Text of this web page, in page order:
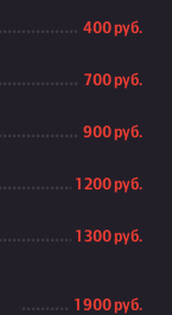
400 руб.
700 руб.
900 руб.
1 200 руб.
1 300 руб.
1 900 руб.